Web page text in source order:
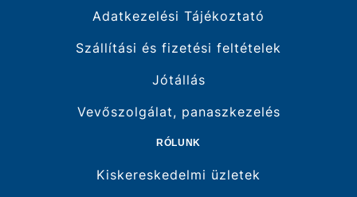
Adatkezelési Tájékoztató
Szállítási és fizetési feltételek
Jótállás
Vevőszolgálat, panaszkezelés
RÓLUNK
Kiskereskedelmi üzletek